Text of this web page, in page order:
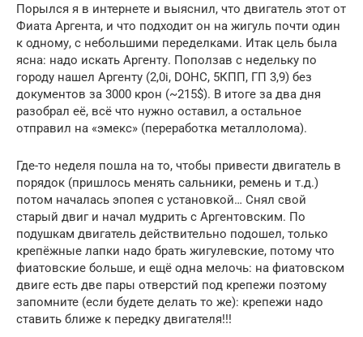
Порылся я в интернете и выяснил, что двигатель этот от
Фиата Аргента, и что подходит он на жигуль почти один
к одному, с небольшими переделками. Итак цель была
ясна: надо искать Аргенту. Поползав с недельку по
городу нашел Аргенту (2,0i, DOHC, 5КПП, ГП 3,9) без
документов за 3000 крон (~215$). В итоге за два дня
разобрал её, всё что нужно оставил, а остальное
отправил на «эмекс» (переработка металлолома).
Где-то неделя пошла на то, чтобы привести двигатель в
порядок (пришлось менять сальники, ремень и т.д.)
потом началась эпопея с установкой… Снял свой
старый двиг и начал мудрить с Аргентовским. По
подушкам двигатель действительно подошел, только
крепёжные лапки надо брать жигулевские, потому что
фиатовские больше, и ещё одна мелочь: на фиатовском
двиге есть две пары отверстий под крепежи поэтому
запомните (если будете делать то же): крепежи надо
ставить ближе к передку двигателя!!!